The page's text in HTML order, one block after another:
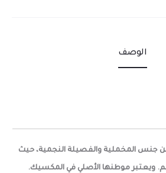
الوصف
المخملية والفصيلة النجمية، حيث